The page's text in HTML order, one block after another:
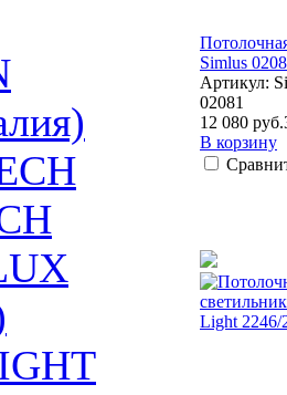
Simlus
Артикул:
02081
12 080 руб.
В корзину